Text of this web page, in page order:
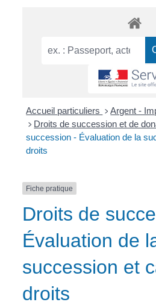
Accueil particuliers > Argent -
> Droits de succession et de
succession - Évaluation de la
droits
Fiche pratique
Droits de
Évaluation de
succession et
droits